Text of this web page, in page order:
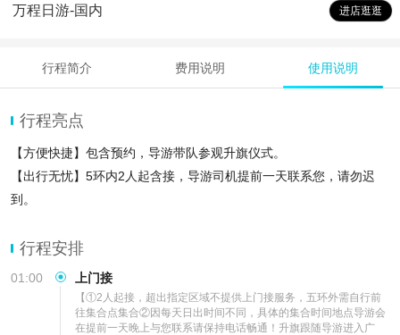
供必要的帮助和指导。最后，她的组织能力很强，能够合理安排行程，确保游客
万程日游-国内 进店逛逛
行程简介 费用说明 使用说明
行程亮点
【方便快捷】包含预约，导游带队参观升旗仪式。
【出行无忧】5环内2人起含接，导游司机提前一天联系您，请勿迟
到。
行程安排
01:00 上门接
【①2人起接，超出指定区域不提供上门接服务，五环外需自行前
往集合点集合②因每天日出时间不同，具体的集合时间地点导游会
在提前一天晚上与您联系请保持电话畅通！升旗跟随导游进入广